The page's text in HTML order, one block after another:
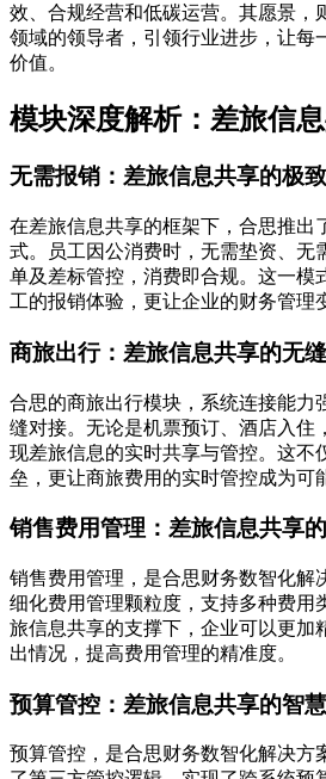
效、合规经营和低碳运营。其愿景，
领域的领导者，引领行业进步，让每
价值。
模块深度解析：差旅信
无需报销：差旅信息共享的极
在差旅信息共享的框架下，合思推出
式。员工因公消费时，无需垫资、无
单及差标管控，消费即合规。这一模
工的报销体验，更让企业的财务管理
商旅出行：差旅信息共享的无
合思的商旅出行模块，系统连接能力
缝对接。无论是机票预订、酒店入住
现差旅信息的实时共享与管控。这不
垒，更让商旅费用的实时管控成为可
销售费用管理：差旅信息共享
销售费用管理，是合思财务数智化解
细化费用管理颗粒度，支持多种费用
旅信息共享的支撑下，企业可以更加
出情况，提高费用管理的精准度。
预算管控：差旅信息共享的智
预算管控，是合思财务数智化解决方